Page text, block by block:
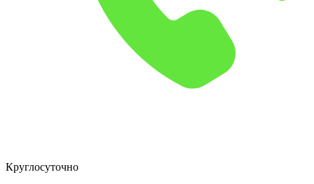
Круглосуточно